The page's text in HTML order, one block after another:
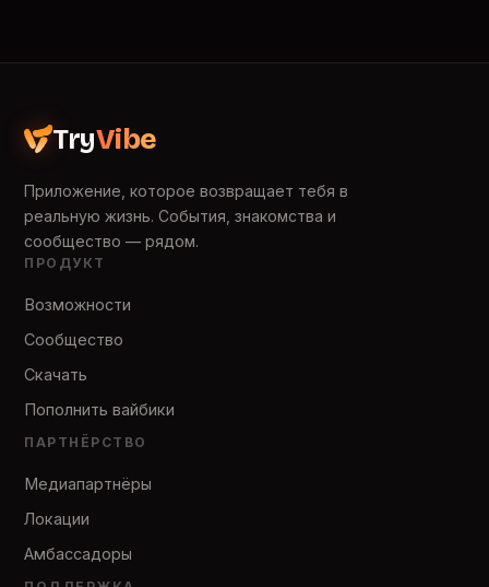
TryVibe
Приложение, которое возвращает тебя в
реальную жизнь. События, знакомства и
сообщество — рядом.
ПРОДУКТ
Возможности
Сообщество
Скачать
Пополнить вайбики
ПАРТНЁРСТВО
Медиапартнёры
Локации
Амбассадоры